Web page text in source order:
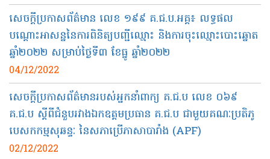
សេចក្តីប្រកាសព័ត៌មាន លេខ ១៩៩ គ.ជ.ប.អគ្គ៖ លទ្ធផល
បណ្ដោះអាសន្ននៃការពិនិត្យបញ្ជីឈ្មោះ និងការចុះឈ្មោះបោះឆ្នោត
ឆ្នាំ២០២២ សម្រាប់ថ្ងៃទី៣ ខែធ្នូ ឆ្នាំ២០២២
04/12/2022
សេចក្តីប្រកាសព័ត៌មានរបស់អ្នកនាំពាក្យ គ.ជ.ប លេខ ០៦៩
គ.ជ.ប ស្តីពីជំនួបរវាងឯកឧត្ដមប្រធាន គ.ជ.ប ជាមួយគណៈប្រតិភូ
បេសកកម្មសុឆន្ទៈ នៃសភាប្រើភាសាបារាំង (APF)
02/12/2022